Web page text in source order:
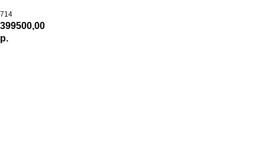
714
399500,00
р.